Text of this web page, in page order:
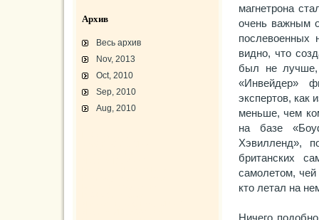
магнетрона
очень важным
послевоенных
видно, что
был не лучше,
«Инвейдер»
экспертов, как
меньше, чем
на базе
Хэвилленд»,
британских
самолетом,
кто летал на
Архив
Весь архив
Nov, 2013
Oct, 2010
Sep, 2010
Aug, 2010